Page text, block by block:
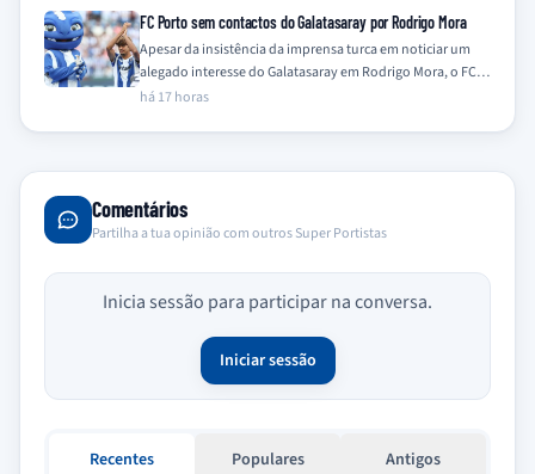
FC Porto sem contactos do Galatasaray por Rodrigo Mora
Apesar da insistência da imprensa turca em noticiar um
alegado interesse do Galatasaray em Rodrigo Mora, o FC
Porto nega qualquer contacto…
há 17 horas
Comentários
Partilha a tua opinião com outros Super Portistas
Inicia sessão para participar na conversa.
Iniciar sessão
Recentes Populares Antigos